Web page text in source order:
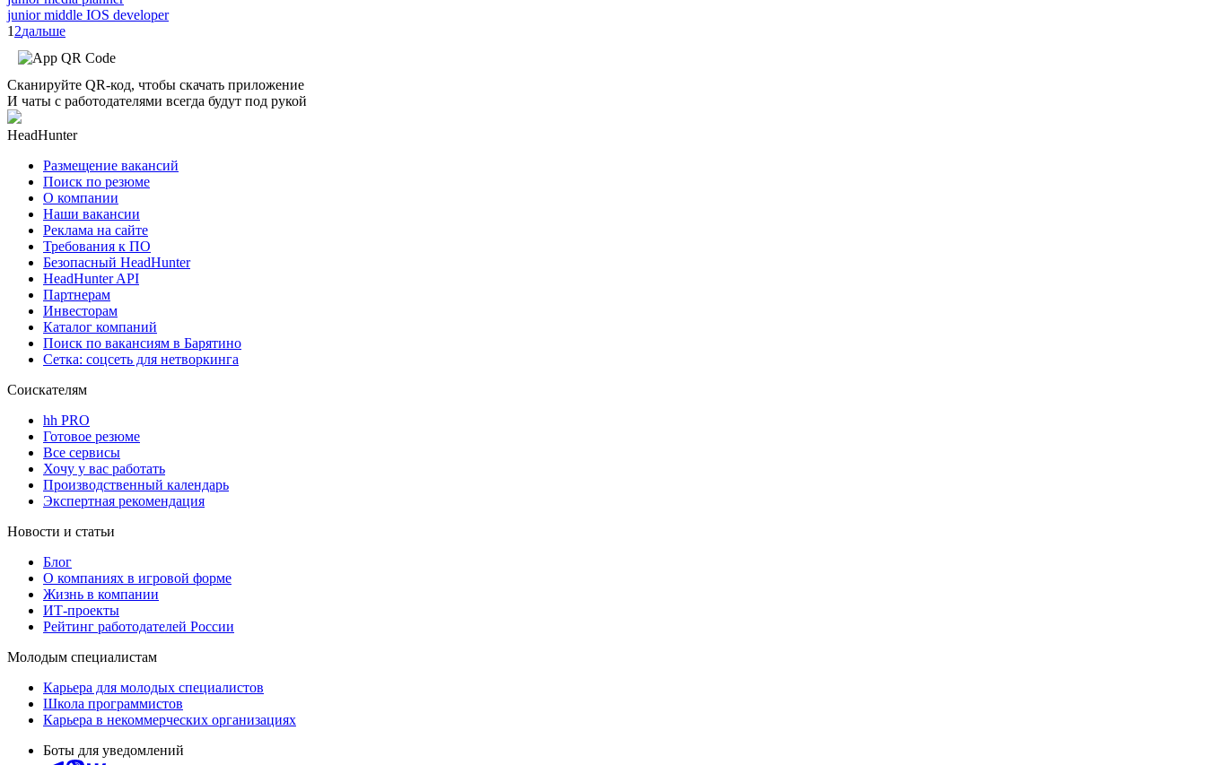
junior middle IOS developer
1 2дальше
Сканируйте QR-код, чтобы скачать приложение
И чаты с работодателями всегда будут под рукой
HeadHunter
Размещение вакансий
Поиск по резюме
О компании
Наши вакансии
Реклама на сайте
Требования к ПО
Безопасный HeadHunter
HeadHunter API
Партнерам
Инвесторам
Каталог компаний
Поиск по вакансиям в Барятино
Сетка: соцсеть для нетворкинга
Соискателям
hh PRO
Готовое резюме
Все сервисы
Хочу у вас работать
Производственный календарь
Экспертная рекомендация
Новости и статьи
Блог
О компаниях в игровой форме
Жизнь в компании
ИТ-проекты
Рейтинг работодателей России
Молодым специалистам
Карьера для молодых специалистов
Школа программистов
Карьера в некоммерческих организациях
Боты для уведомлений